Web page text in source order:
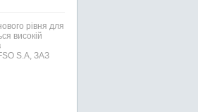
рівня для
високій
S.A, ЗАЗ